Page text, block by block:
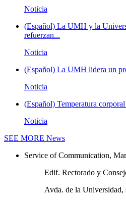
Noticia
(Español) La UMH y la
refuerzan...
Noticia
(Español) La UMH lidera un
Noticia
(Español) Temperatura
Noticia
SEE MORE News
Service of Communication,
Edif. Rectorado y
Avda. de la Universidad,